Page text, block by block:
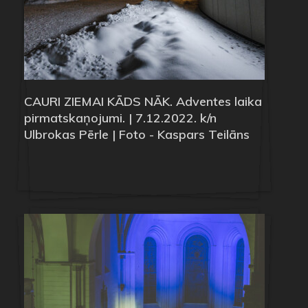
CAURI ZIEMAI KĀDS NĀK. Adventes laika
pirmatskaņojumi. | 7.12.2022. k/n
Ulbrokas Pērle | Foto - Kaspars Teilāns